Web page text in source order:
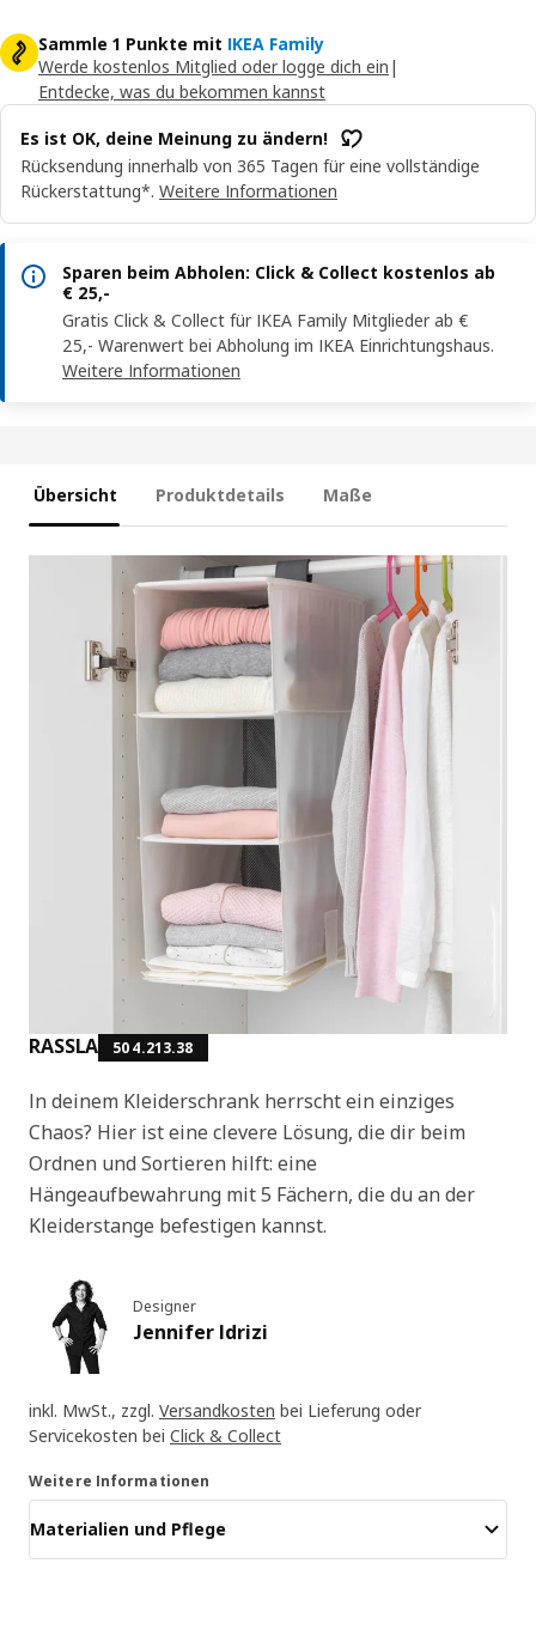
Sammle 1 Punkte mit IKEA Family
Werde kostenlos Mitglied oder logge dich ein |
Entdecke, was du bekommen kannst
Es ist OK, deine Meinung zu ändern!
Rücksendung innerhalb von 365 Tagen für eine vollständige
Rückerstattung*. Weitere Informationen
Sparen beim Abholen: Click & Collect kostenlos ab
€ 25,-
Gratis Click & Collect für IKEA Family Mitglieder ab €
25,- Warenwert bei Abholung im IKEA Einrichtungshaus.
Weitere Informationen
Übersicht Produktdetails Maße
RASSLA 504.213.38
In deinem Kleiderschrank herrscht ein einziges
Chaos? Hier ist eine clevere Lösung, die dir beim
Ordnen und Sortieren hilft: eine
Hängeaufbewahrung mit 5 Fächern, die du an der
Kleiderstange befestigen kannst.
Designer
Jennifer Idrizi
inkl. MwSt., zzgl. Versandkosten bei Lieferung oder
Servicekosten bei Click & Collect
Weitere Informationen
Materialien und Pflege